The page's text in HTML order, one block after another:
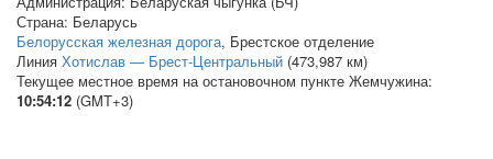
Страна: Беларусь
Белорусская железная дорога, Брестское отделение
Линия Хотислав — Брест-Центральный (473,987 км)
Текущее местное время на остановочном пункте Жемчужина:
10:54:12 (GMT+3)